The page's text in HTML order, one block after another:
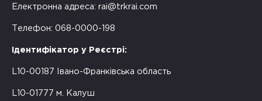
Електронна адреса: rai@trkrai.com
Телефон: 068-0000-198
Ідентифікатор у Реєстрі:
L10-00187 Івано-Франківська область
L10-01777 м. Калуш